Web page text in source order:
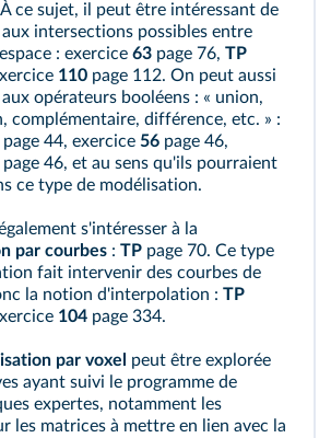
ce sujet, il peut être intéressant de
intersections possibles entre
: exercice 63 page 76, TP
110 page 112. On peut aussi
opérateurs booléens : « union,
complémentaire, différence, etc. » :
page 44, exercice 56 page 46,
page 46, et au sens qu'ils pourraient
ce type de modélisation.
s'intéresser à la
par courbes : TP page 70. Ce type
fait intervenir des courbes de
la notion d'interpolation : TP
104 page 334.
par voxel
peut être explorée
ayant suivi le programme de
expertes, notamment les
les matrices à mettre en lien avec la